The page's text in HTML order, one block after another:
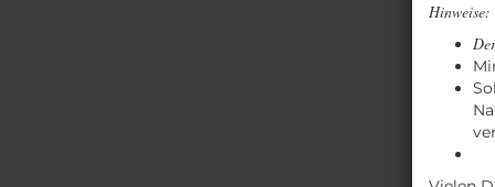
Hinweise: